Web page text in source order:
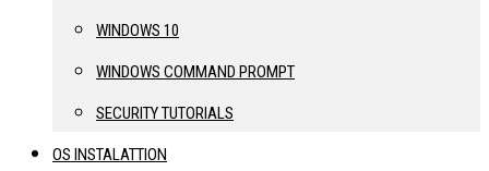
WINDOWS 10
WINDOWS COMMAND PROMPT
SECURITY TUTORIALS
OS INSTALATTION